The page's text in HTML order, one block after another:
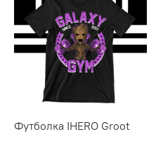
Футболка IHERO Groot